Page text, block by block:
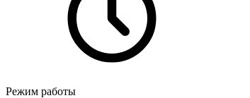
Режим работы